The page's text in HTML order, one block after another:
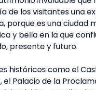
de los visitantes una
porque es una ciudad
y bella en la que
presente y futuro.
históricos como el
el Palacio de la